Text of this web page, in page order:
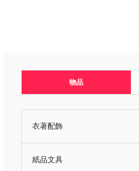
物品
衣著配飾
紙品文具